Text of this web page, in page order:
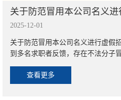
关于防范冒用本公司名义
2025-12-01
关于防范冒用本公司名义进行虚假
到多名求职者反馈，存在不法分子
息（包括但不限于姓名、身份证号
武汉等其他城市某工厂实习”为由诱
查看更多